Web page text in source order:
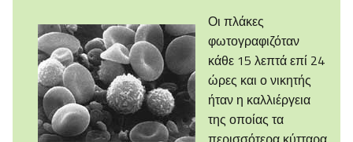
Οι πλάκες
φωτογραφιζόταν
κάθε 15 λεπτά επί 24
ώρες και ο νικητής
ήταν η καλλιέργεια
της οποίας τα